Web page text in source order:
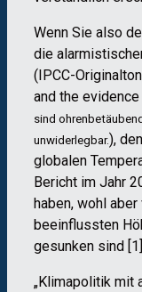
Wenn Sie also
die
(IPCC-
and the
sind
unwiderlegbar.),
globalen
Bericht im Jahr
haben, wohl
beeinflussten
gesunken sind
„Klimapolitik mit